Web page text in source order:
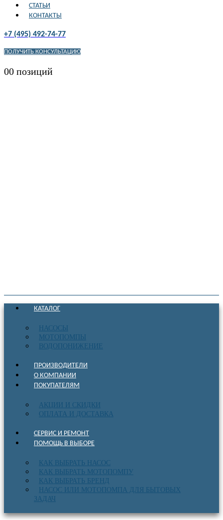
СТАТЬИ
КОНТАКТЫ
+7 (495) 492-74-77
ПОЛУЧИТЬ КОНСУЛЬТАЦИЮ
00 позиций
КАТАЛОГ
НАСОСЫ
МОТОПОМПЫ
ВОДОПОНИЖЕНИЕ
ПРОИЗВОДИТЕЛИ
О КОМПАНИИ
ПОКУПАТЕЛЯМ
АКЦИИ И СКИДКИ
ОПЛАТА И ДОСТАВКА
СЕРВИС И РЕМОНТ
ПОМОЩЬ В ВЫБОРЕ
КАК ВЫБРАТЬ НАСОС
КАК ВЫБРАТЬ МОТОПОМПУ
КАК ВЫБРАТЬ БРЕНД
НАСОС ИЛИ МОТОПОМПА ДЛЯ БЫТОВЫХ
ЗАДАЧ